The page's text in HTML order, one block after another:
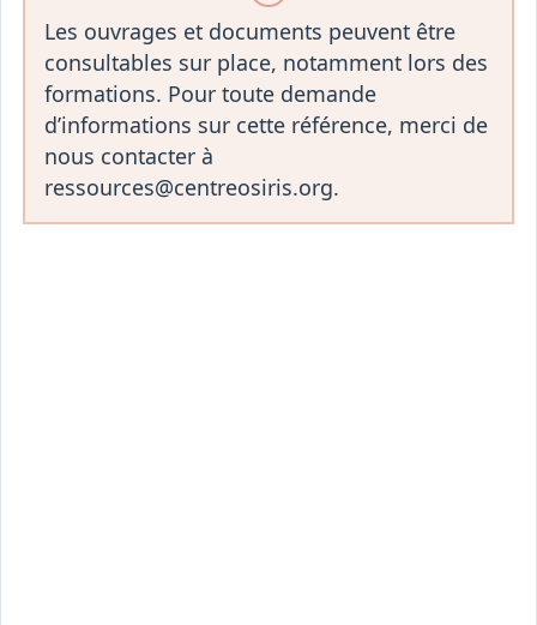
Les ouvrages et documents peuvent être
consultables sur place, notamment lors des
formations. Pour toute demande
d’informations sur cette référence, merci de
nous contacter à
ressources@centreosiris.org.